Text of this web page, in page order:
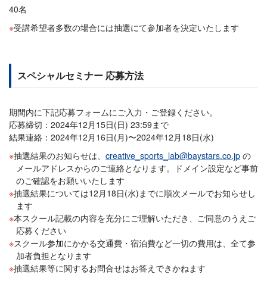
40名
受講希望者多数の場合には抽選にて参加者を決定いたします
スペシャルセミナー 応募方法
期間内に下記応募フォームにご入力・ご登録ください。
応募締切：2024年12月15日(日) 23:59まで
結果連絡：2024年12月16日(月)〜2024年12月18日(水)
抽選結果のお知らせは、 creative_sports_lab@baystars.co.jp の
メールアドレスからのご連絡となります。ドメイン設定など事前
のご確認をお願いいたします
抽選結果については12月18日(水)までに順次メールでお知らせし
ます
本スクール記載の内容を充分にご理解いただき、ご同意のうえご
応募ください
スクール参加にかかる交通費・宿泊費など一切の費用は、全て参
加者負担となります
抽選結果等に関するお問合せはお答えできかねます